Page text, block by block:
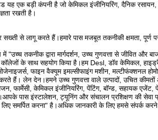
यह एक बड़ी कंपनी है जो केमिकल इंजीनियरिंग, दैनिक रसायन,
रखती है।